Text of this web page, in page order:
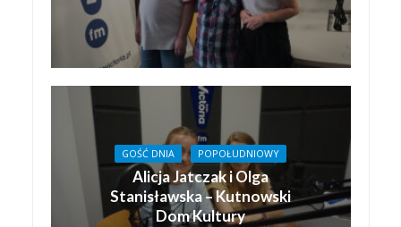
GOŚĆ DNIA POPOŁUDNIOWY
Alicja Jatczak i Olga
Stanisławska – Kutnowski
Dom Kultury